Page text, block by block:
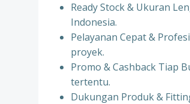
⁠Ready Stock & Ukuran
Indonesia.
⁠Pelayanan Cepat &
proyek.
⁠Promo & Cashback Tiap
tertentu.
⁠Dukungan Produk &